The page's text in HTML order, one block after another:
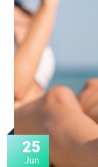
25
Jun